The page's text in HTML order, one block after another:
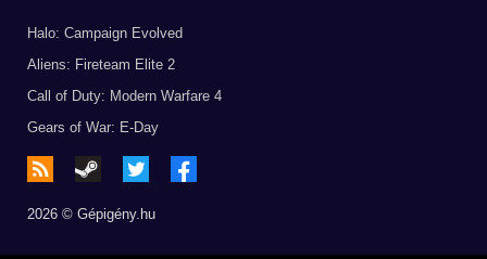
Halo: Campaign Evolved
Aliens: Fireteam Elite 2
Call of Duty: Modern Warfare 4
Gears of War: E-Day
2026 © Gépigény.hu